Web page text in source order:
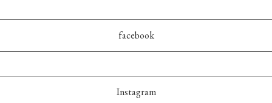
facebook
Instagram